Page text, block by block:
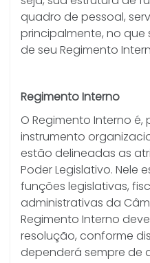
quadro de pessoal,
principalmente, no
de seu Regimento
Regimento Interno
O Regimento Interno é,
instrumento
estão delineadas as
Poder Legislativo. Nele
funções legislativas,
administrativas da
Regimento Interno
resolução, conforme
dependerá sempre de